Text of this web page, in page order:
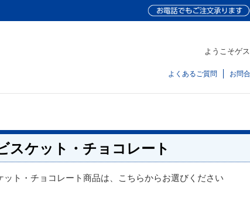
ようこそゲ
よくあるご質問 お問
スケット・チョコレート
ット・チョコレート商品は、こちらからお選びください